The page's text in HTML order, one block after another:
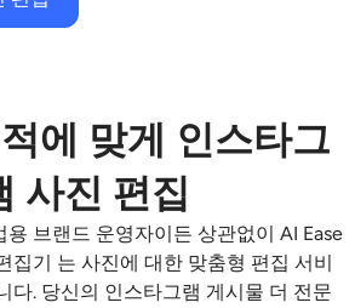
에 맞게 인스타그
사진 편집
브랜드 운영자이든 상관없이 AI Ease
집기 는 사진에 대한 맞춤형 편집 서비
다. 당신의 인스타그램 게시물 더 전문